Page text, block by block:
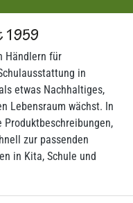
1959
Händlern für
in
etwas Nachhaltiges,
Lebensraum wächst. In
Produktbeschreibungen,
zur passenden
in Kita, Schule und